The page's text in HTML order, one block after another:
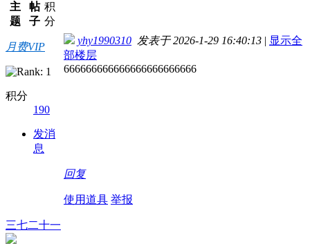
主
题
帖
子
积
分
月费VIP
积分
190
发消
息
yhy1990310 发表于 2026-1-29 16:40:13 | 显示全
部楼层
666666666666666666666666
回复
使用道具 举报
三七二十一